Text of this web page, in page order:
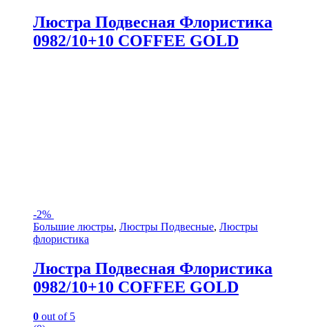
Люстра Подвесная Флористика
0982/10+10 COFFEE GOLD
-2%
Большие люстры, Люстры Подвесные, Люстры
флористика
Люстра Подвесная Флористика
0982/10+10 COFFEE GOLD
0 out of 5